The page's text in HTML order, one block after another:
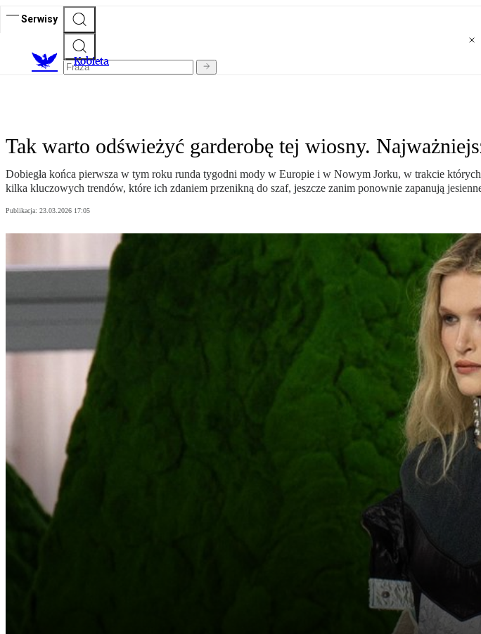
Serwisy
Kobieta
Tak warto odświeżyć garderobę tej wiosny.
Dobiegła końca pierwsza w tym roku runda tygodni mody w Europie i w Nowym Jorku, w trakcie
kilka kluczowych trendów, które ich zdaniem przenikną do szaf, jeszcze zanim ponownie zapanują
Publikacja: 23.03.2026 17:05